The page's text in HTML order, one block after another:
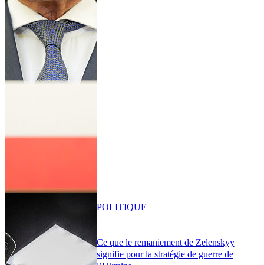
Ce que le remaniement de Zelenskyy
signifie pour la stratégie de guerre de
POLITIQUE